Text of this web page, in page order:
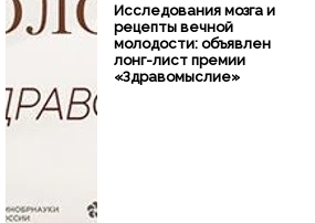
Исследования мозга и
рецепты вечной
молодости: объявлен
лонг-лист премии
«Здравомыслие»